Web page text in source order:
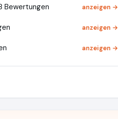
Bewertungen anzeigen →
anzeigen →
anzeigen →